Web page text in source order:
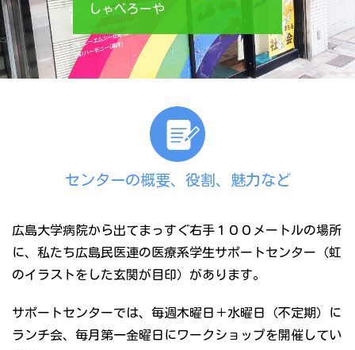
しゃべろーや
センターの概要、役割、魅力など
広島大学病院から出てまっすぐ右手１００メートルの場所
に、私たち広島民医連の医療系学生サポートセンター（虹
のイラストをした玄関が目印）があります。
サポートセンターでは、毎週木曜日＋水曜日（不定期）に
ランチ会、毎月第一金曜日にワークショップを開催してい